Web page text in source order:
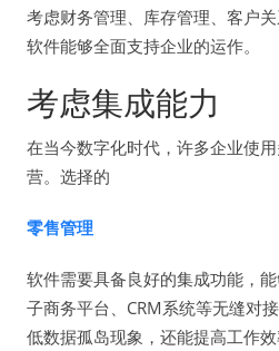
考虑财务管理、库存管理、客户
软件能够全面支持企业的运作。
考虑集成能力
在当今数字化时代，许多企业使
营。选择的
零售管理
软件需要具备良好的集成功能，
子商务平台、CRM系统等无缝对
低数据孤岛现象，还能提高工作